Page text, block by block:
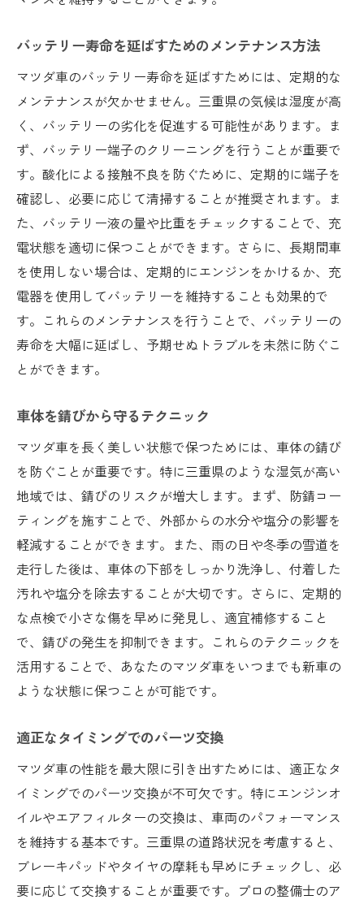
バッテリー寿命を延ばすためのメンテナンス方法
マツダ車のバッテリー寿命を延ばすためには、定期的な
メンテナンスが欠かせません。三重県の気候は湿度が高
く、バッテリーの劣化を促進する可能性があります。ま
ず、バッテリー端子のクリーニングを行うことが重要で
す。酸化による接触不良を防ぐために、定期的に端子を
確認し、必要に応じて清掃することが推奨されます。ま
た、バッテリー液の量や比重をチェックすることで、充
電状態を適切に保つことができます。さらに、長期間車
を使用しない場合は、定期的にエンジンをかけるか、充
電器を使用してバッテリーを維持することも効果的で
す。これらのメンテナンスを行うことで、バッテリーの
寿命を大幅に延ばし、予期せぬトラブルを未然に防ぐこ
とができます。
車体を錆びから守るテクニック
マツダ車を長く美しい状態で保つためには、車体の錆び
を防ぐことが重要です。特に三重県のような湿気が高い
地域では、錆びのリスクが増大します。まず、防錆コー
ティングを施すことで、外部からの水分や塩分の影響を
軽減することができます。また、雨の日や冬季の雪道を
走行した後は、車体の下部をしっかり洗浄し、付着した
汚れや塩分を除去することが大切です。さらに、定期的
な点検で小さな傷を早めに発見し、適宜補修すること
で、錆びの発生を抑制できます。これらのテクニックを
活用することで、あなたのマツダ車をいつまでも新車の
ような状態に保つことが可能です。
適正なタイミングでのパーツ交換
マツダ車の性能を最大限に引き出すためには、適正なタ
イミングでのパーツ交換が不可欠です。特にエンジンオ
イルやエアフィルターの交換は、車両のパフォーマンス
を維持する基本です。三重県の道路状況を考慮すると、
ブレーキパッドやタイヤの摩耗も早めにチェックし、必
要に応じて交換することが重要です。プロの整備士のア